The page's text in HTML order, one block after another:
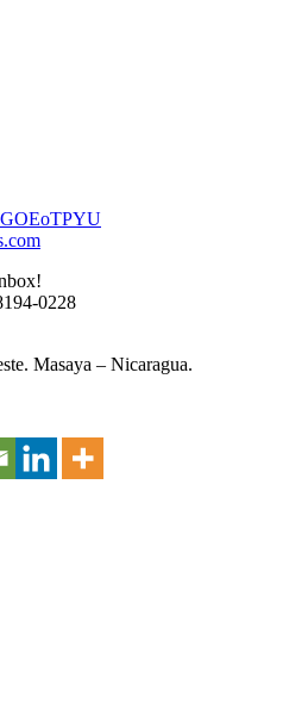
0228
Masaya – Nicaragua.